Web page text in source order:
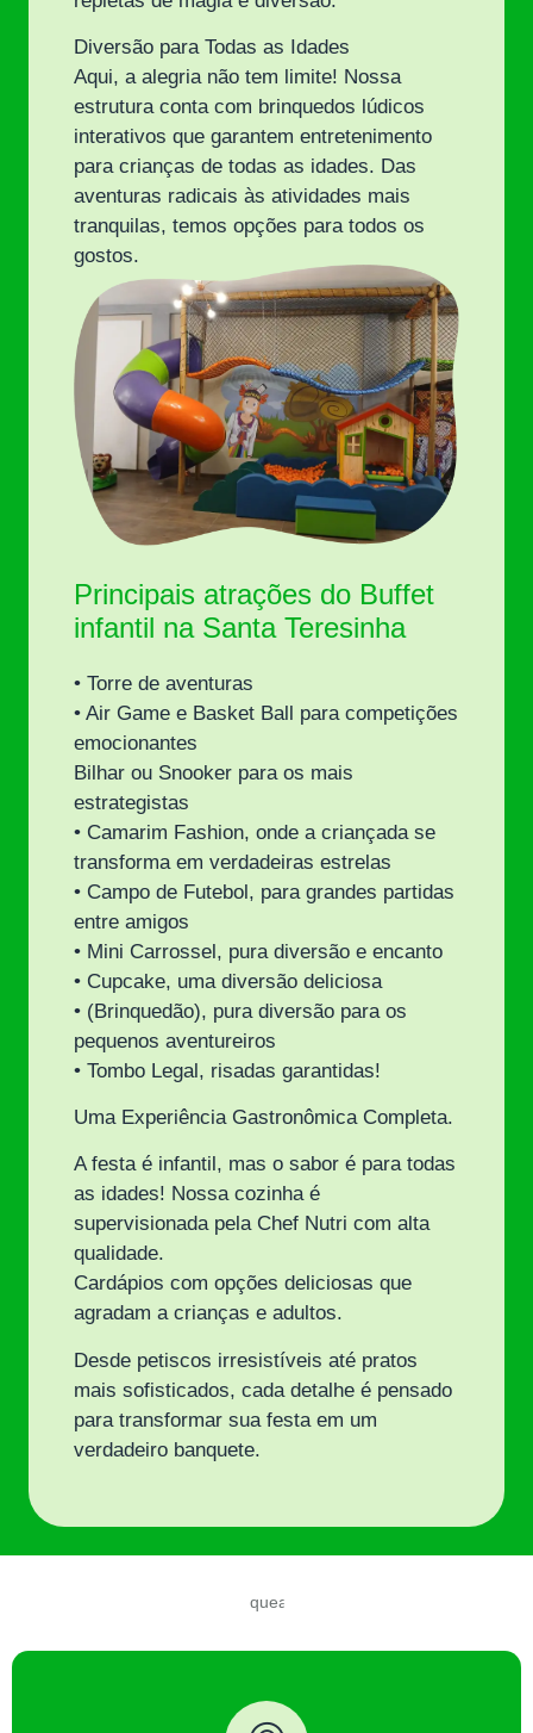
Diversão para Todas as Idades
Aqui, a alegria não tem limite! Nossa
estrutura conta com brinquedos lúdicos
interativos que garantem entretenimento
para crianças de todas as idades. Das
aventuras radicais às atividades mais
tranquilas, temos opções para todos os
gostos.
Principais atrações do Buffet
infantil na Santa Teresinha
• Torre de aventuras
• Air Game e Basket Ball para competições
emocionantes
Bilhar ou Snooker para os mais
estrategistas
• Camarim Fashion, onde a criançada se
transforma em verdadeiras estrelas
• Campo de Futebol, para grandes partidas
entre amigos
• Mini Carrossel, pura diversão e encanto
• Cupcake, uma diversão deliciosa
• (Brinquedão), pura diversão para os
pequenos aventureiros
• Tombo Legal, risadas garantidas!
Uma Experiência Gastronômica Completa.
A festa é infantil, mas o sabor é para todas
as idades! Nossa cozinha é
supervisionada pela Chef Nutri com alta
qualidade.
Cardápios com opções deliciosas que
agradam a crianças e adultos.
Desde petiscos irresistíveis até pratos
mais sofisticados, cada detalhe é pensado
para transformar sua festa em um
verdadeiro banquete.